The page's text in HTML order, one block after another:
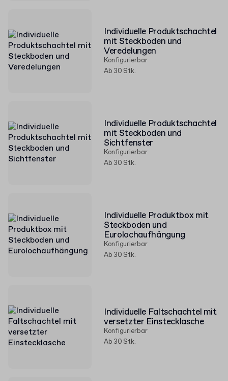
Individuelle Produktschachtel
mit Steckboden und
Veredelungen
Konfigurierbar
Ab 30 Stk.
Individuelle Produktschachtel
mit Steckboden und
Sichtfenster
Konfigurierbar
Ab 30 Stk.
Individuelle Produktbox mit
Steckboden und
Eurolochaufhängung
Konfigurierbar
Ab 30 Stk.
Individuelle Faltschachtel mit
versetzter Einstecklasche
Konfigurierbar
Ab 30 Stk.